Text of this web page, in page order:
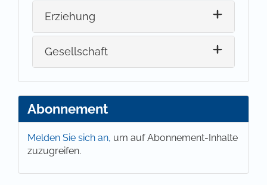
Erziehung
Gesellschaft
Abonnement
Melden Sie sich an, um auf Abonnement-Inhalte
zuzugreifen.